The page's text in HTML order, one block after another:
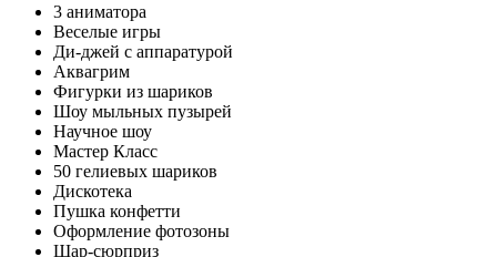
3 аниматора
Веселые игры
Ди-джей с аппаратурой
Аквагрим
Фигурки из шариков
Шоу мыльных пузырей
Научное шоу
Мастер Класс
50 гелиевых шариков
Дискотека
Пушка конфетти
Оформление фотозоны
Шар-сюрприз